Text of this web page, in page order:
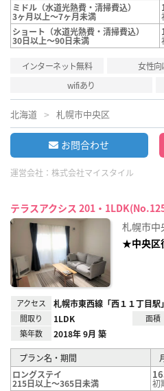
ミドル（水道光熱費・清掃費込）
3ヶ月以上～7ヶ月未満
ショート（水道光熱費・清掃費込）
30日以上～90日未満
インターネット無料 女性向
wifiあり
北海道 札幌市中央区
お問合わせ
運営会社： 株式会社マイスタイル
テラスアクシス 201・
札幌市中
★中央区
アクセス 札幌市東西線「西１１丁目駅
間取り 1LDK 面積
築年数 2018年 9月 築
プラン名・期間
ロングステイ
215日以上～365日未満
初